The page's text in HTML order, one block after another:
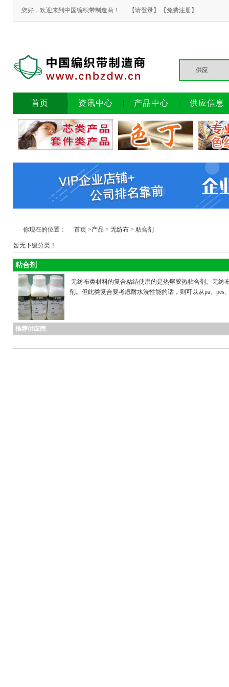
您好，欢迎来到中国编织带制造商！ 【请登录】 【免费注册】
首页 资讯中心 产品中心 供应信息
广告 广告 广告
你现在的位置： 首页 >产品 > 无纺布 > 粘合剂
暂无下级分类！
粘合剂
无纺布类材料的复合粘结使用的是热熔胶热粘合剂。无
剂。但此类复合要考虑耐水洗性能的话，则可以从pa、pes
推荐供应商